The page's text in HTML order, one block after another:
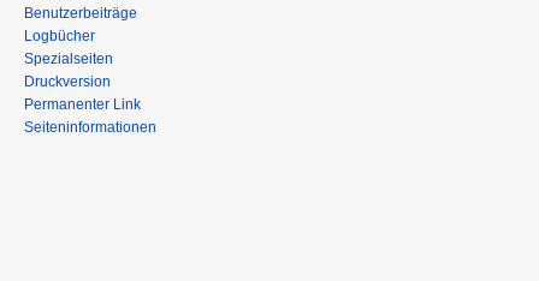
Benutzerbeiträge
Logbücher
Spezialseiten
Druckversion
Permanenter Link
Seiteninformationen